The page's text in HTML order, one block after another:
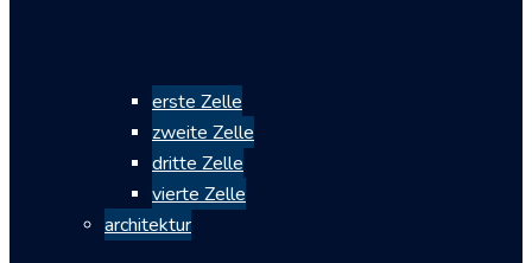
erste Zelle
zweite Zelle
dritte Zelle
vierte Zelle
architektur